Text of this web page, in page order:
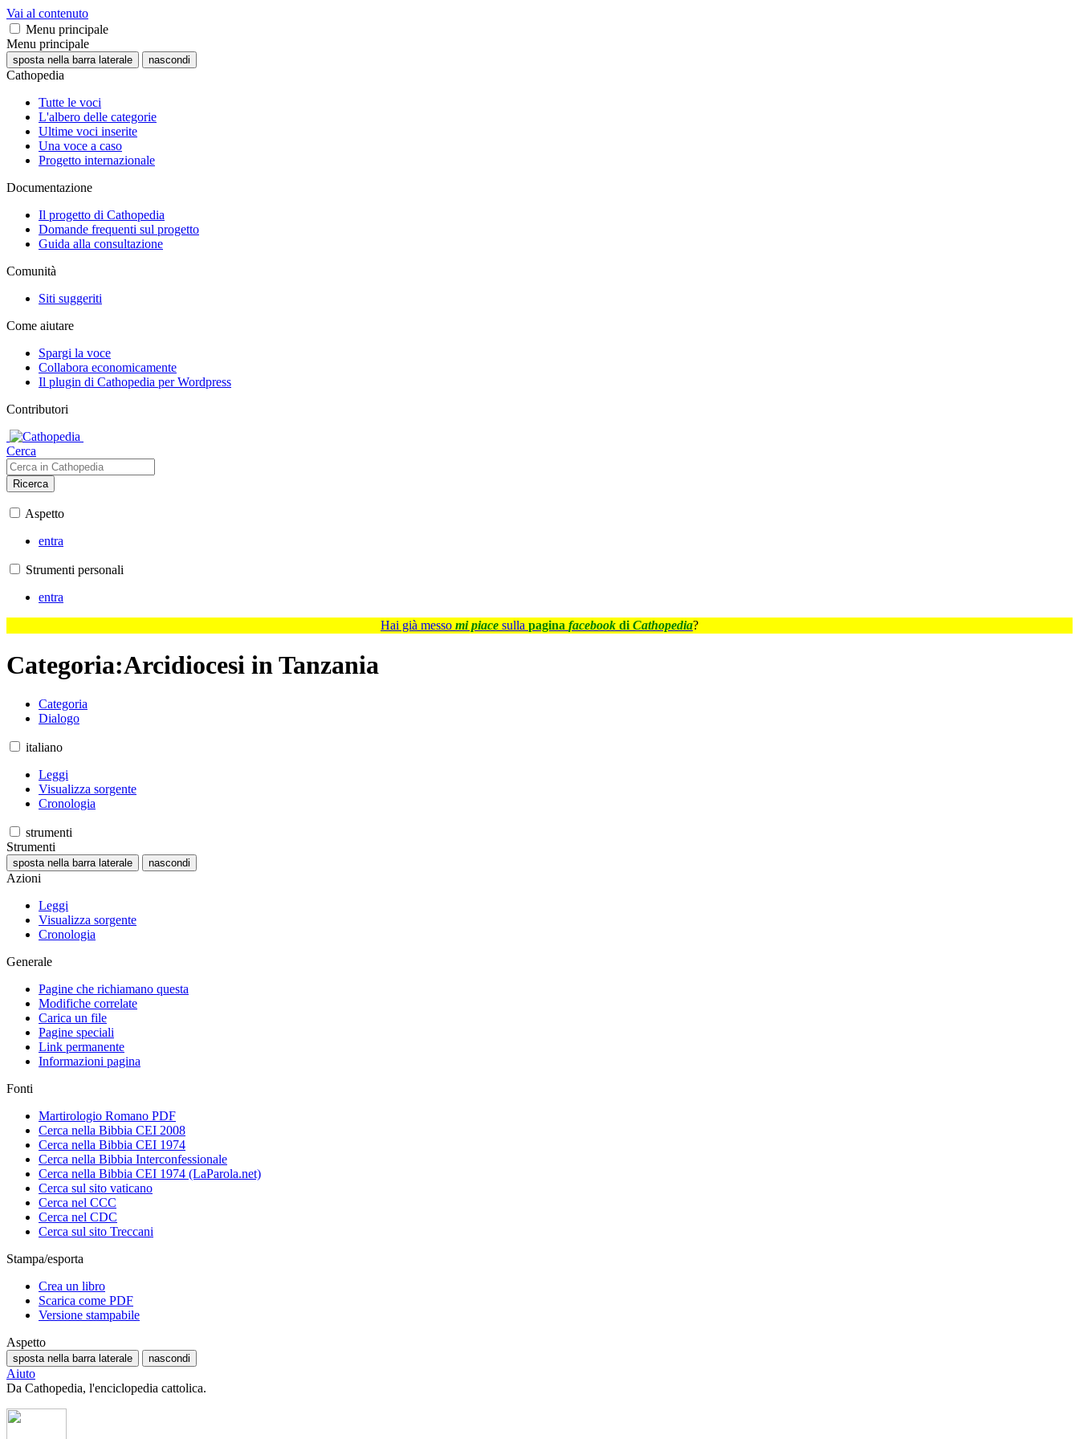
Vai al contenuto
Menu principale
Menu principale
sposta nella barra laterale nascondi
Cathopedia
Tutte le voci
L'albero delle categorie
Ultime voci inserite
Una voce a caso
Progetto internazionale
Documentazione
Il progetto di Cathopedia
Domande frequenti sul progetto
Guida alla consultazione
Comunità
Siti suggeriti
Come aiutare
Spargi la voce
Collabora economicamente
Il plugin di Cathopedia per Wordpress
Contributori
Cerca
Ricerca
Aspetto
entra
Strumenti personali
entra
Hai già messo mi piace sulla pagina facebook di Cathopedia?
Categoria:Arcidiocesi in Tanzania
Categoria
Dialogo
italiano
Leggi
Visualizza sorgente
Cronologia
strumenti
Strumenti
sposta nella barra laterale nascondi
Azioni
Leggi
Visualizza sorgente
Cronologia
Generale
Pagine che richiamano questa
Modifiche correlate
Carica un file
Pagine speciali
Link permanente
Informazioni pagina
Fonti
Martirologio Romano PDF
Cerca nella Bibbia CEI 2008
Cerca nella Bibbia CEI 1974
Cerca nella Bibbia Interconfessionale
Cerca nella Bibbia CEI 1974 (LaParola.net)
Cerca sul sito vaticano
Cerca nel CCC
Cerca nel CDC
Cerca sul sito Treccani
Stampa/esporta
Crea un libro
Scarica come PDF
Versione stampabile
Aspetto
sposta nella barra laterale nascondi
Aiuto
Da Cathopedia, l'enciclopedia cattolica.